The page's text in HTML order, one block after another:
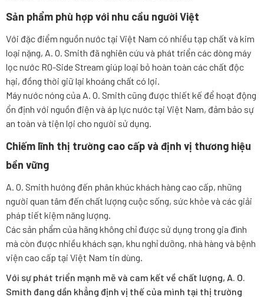
Sản phẩm phù hợp với nhu cầu người Việt
Với đặc điểm nguồn nước tại Việt Nam có nhiều tạp chất và kim
loại nặng, A. O. Smith đã nghiên cứu và phát triển các dòng máy
lọc nước RO-Side Stream giúp loại bỏ hoàn toàn các chất độc
hại, đồng thời giữ lại khoáng chất có lợi.
Máy nước nóng của A. O. Smith cũng được thiết kế để hoạt động
ổn định với nguồn điện và áp lực nước tại Việt Nam, đảm bảo sự
an toàn và tiện lợi cho người sử dụng.
Chiếm lĩnh thị trường cao cấp và định vị thương hiệu
bền vững
A. O. Smith hướng đến phân khúc khách hàng cao cấp, những
người quan tâm đến chất lượng cuộc sống, sức khỏe và các giải
pháp tiết kiệm năng lượng.
Các sản phẩm của hãng không chỉ được sử dụng trong gia đình
mà còn được nhiều khách sạn, khu nghỉ dưỡng, nhà hàng và bệnh
viện cao cấp tại Việt Nam tin dùng.
Với sự phát triển mạnh mẽ và cam kết về chất lượng, A. O.
Smith đang dần khẳng định vị thế của mình tại thị trường